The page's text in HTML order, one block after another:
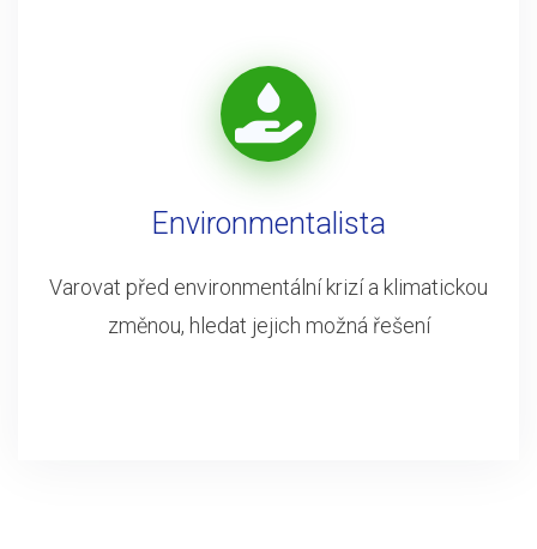
Environmentalista
Varovat před environmentální krizí a klimatickou
změnou, hledat jejich možná řešení